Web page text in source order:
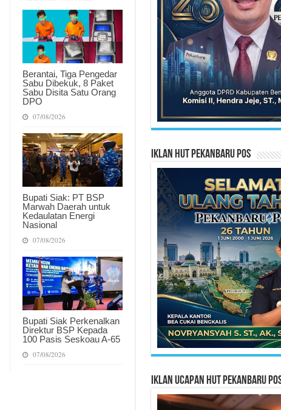
Berantai, Tiga Pengedar
Sabu Dibekuk, 8 Paket
Sabu Disita Satu Orang
DPO
07/08/2026
Bupati Siak: PT BSP
Marwah Daerah untuk
Kedaulatan Energi
Nasional
07/08/2026
Bupati Siak Perkenalkan
Direktur BSP Kepada
100 Pasis Seskoau A-65
07/08/2026
Iklan HUT Pekanbaru Pos
Iklan Ucapan HUT Pekanbaru